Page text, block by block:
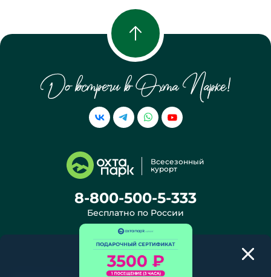
ДИНО ПАРК
КОЛЕСО ОБОЗРЕНИЯ
8-800-500-5-333
Бесплатно по России
Всесезонный
курорт
info@ohtapark.ru